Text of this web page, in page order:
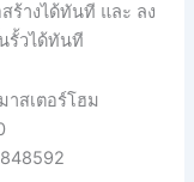
างได้ทันที และ ลง
รั้วได้ทันที
สเตอร์โฮม